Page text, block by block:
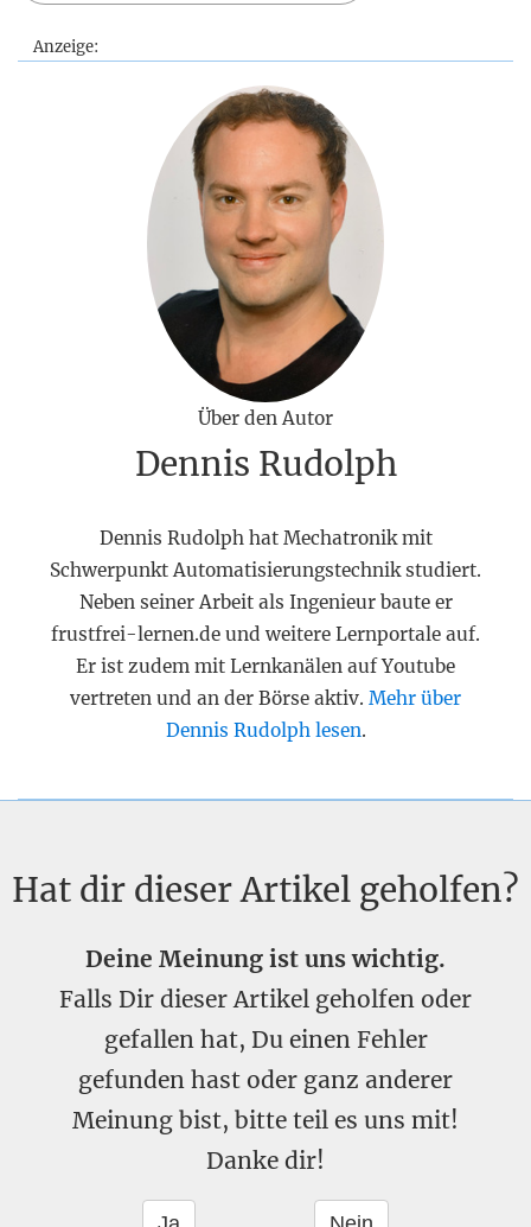
Anzeige:
Über den Autor
Dennis Rudolph
Dennis Rudolph hat Mechatronik mit
Schwerpunkt Automatisierungstechnik studiert.
Neben seiner Arbeit als Ingenieur baute er
frustfrei-lernen.de und weitere Lernportale auf.
Er ist zudem mit Lernkanälen auf Youtube
vertreten und an der Börse aktiv. Mehr über
Dennis Rudolph lesen.
Hat dir dieser Artikel geholfen?
Deine Meinung ist uns wichtig.
Falls Dir dieser Artikel geholfen oder
gefallen hat, Du einen Fehler
gefunden hast oder ganz anderer
Meinung bist, bitte teil es uns mit!
Danke dir!